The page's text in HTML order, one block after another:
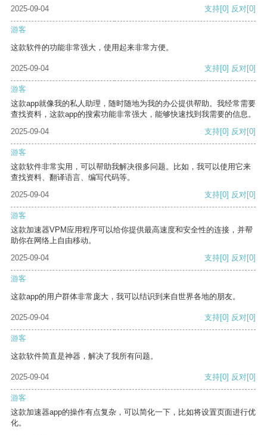
2025-09-04
支持[0] 反对[0]
游客
这款软件的功能非常强大，使用起来非常方便。
2025-09-04 支持[0] 反对[0]
游客
这款app就像我的私人助理，随时随地为我的办公提供帮助。我经常需要
查找资料，这款app的搜索功能非常强大，能够快速找到我需要的信息。
2025-09-04
支持[0] 反对[0]
游客
这款软件非常实用，可以帮助我解决很多问题。比如，我可以使用它来
查找资料、翻译语言、编写代码等。
2025-09-04
支持[0] 反对[0]
游客
这款加速器VPM应用程序可以给你提供最高速度和安全性的连接，并帮
助你在网络上自由移动。
2025-09-04
支持[0] 反对[0]
游客
这款app的用户群体非常庞大，我可以结识到来自世界各地的朋友。
2025-09-04 支持[0] 反对[0]
游客
这款软件简直是神器，解决了我所有问题。
2025-09-04 支持[0] 反对[0]
游客
这款加速器app的操作有点复杂，可以简化一下，比如将设置页面进行优
化。